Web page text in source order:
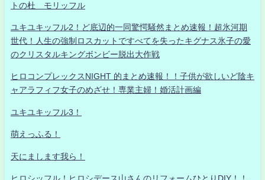
トの杜 モリッフル
ユキユキッフル2！ど底辺的一同驚愕騒然まとめ速報！超氷河期
世代！人生の強制ロスカットですべてを失ったキグナス氷子の愛
のクリスタルキングボンビー脱出大作戦
ヒロコンプレックスNIGHT 的まとめ速報！！子供が欲しいど陰キ
ャアラフィフ女子のめざせ！専業主婦！婚活計画編
ユキユキッフル3！
萌えっふる！
天にまします我ら！
ヒロシッフル！ヒロシデース山さんのリフォームひとりDIY！！